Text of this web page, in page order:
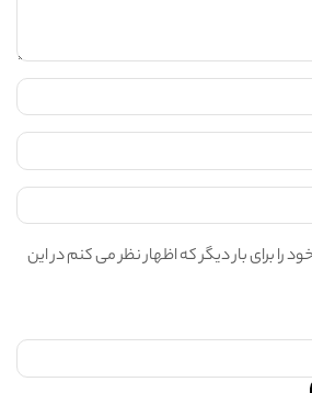
را برای بار دیگر که اظهار نظر می کنم در این